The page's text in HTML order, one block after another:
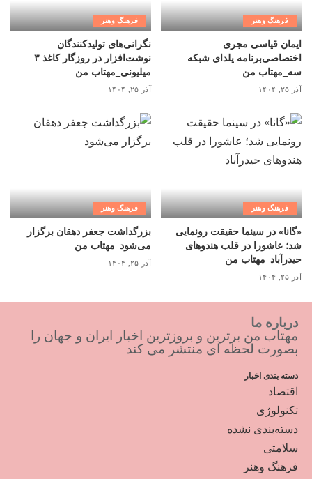
فرهنگ وهنر
ایمان قیاسی مجری
اختصاصی‌برنامه یلدای شبکه
سه_مهتاب من
آذر ۲۵, ۱۴۰۴
فرهنگ وهنر
نگرانی‌های تولیدکنندگان
نوشت‌افزار در روزگار کاغذ ۳
میلیونی_مهتاب من
آذر ۲۵, ۱۴۰۴
فرهنگ وهنر
«گانا» در سینما حقیقت رونمایی
شد؛ عاشورا در قلب هندوهای
حیدرآباد_مهتاب من
آذر ۲۵, ۱۴۰۴
فرهنگ وهنر
بزرگداشت جعفر دهقان برگزار
می‌شود_مهتاب من
آذر ۲۵, ۱۴۰۴
درباره ما
مهتاب من برترین و بروزترین اخبار ایران و جهان را
بصورت لحظه ای منتشر می کند
دسته بندی اخبار
اقتصاد
تکنولوژی
دسته‌بندی نشده
سلامتی
فرهنگ وهنر